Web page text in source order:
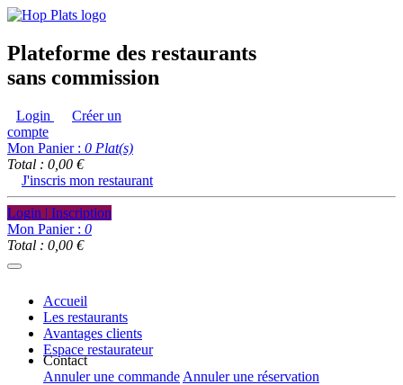
Plateforme des restaurants
sans commission
Login
Créer un
compte
Mon Panier : 0 Plat(s)
Total : 0,00 €
J'inscris mon restaurant
Login | Inscription
Mon Panier : 0
Total : 0,00 €
Accueil
Les restaurants
Avantages clients
Espace restaurateur
Contact
Annuler une commande Annuler une réservation